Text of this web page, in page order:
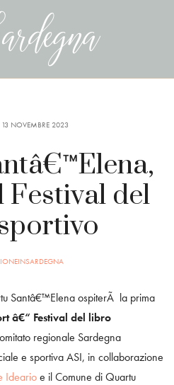
13 NOVEMBRE 2023
del
Santâ€™Elena ospiterÃ la prima
â€“ Festival del libro
regionale Sardegna
e sportiva ASI, in collaborazione
Idearioe il Comune di Quartu